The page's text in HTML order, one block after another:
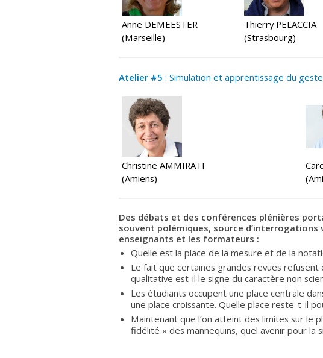
Anne DEMEESTER
(Marseille)
Thierry PELACCIA
(Strasbourg)
Atelier #5 : Simulation et apprentissage du geste
Christine AMMIRATI
(Amiens)
Des débats et des conférences plénières
souvent polémiques, source d’interrogations
enseignants et les formateurs :
Quelle est la place de la mesure et de la
Le fait que certaines grandes revues
qualitative est-il le signe du caractère non
Les étudiants occupent une place centrale
une place croissante. Quelle place reste-t-il
Maintenant que l’on atteint des limites sur le
fidélité » des mannequins, quel avenir pour la